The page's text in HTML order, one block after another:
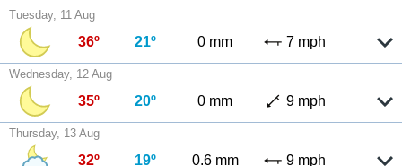
Tuesday, 11 Aug
36º 21º 0 mm 7 mph
Wednesday, 12 Aug
35º 20º 0 mm 9 mph
Thursday, 13 Aug
32º 19º 0.6 mm 9 mph